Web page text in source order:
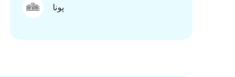
پونا